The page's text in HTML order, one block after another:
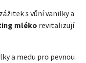
s vůní vanilky a
mléko revitalizují
a medu pro pevnou